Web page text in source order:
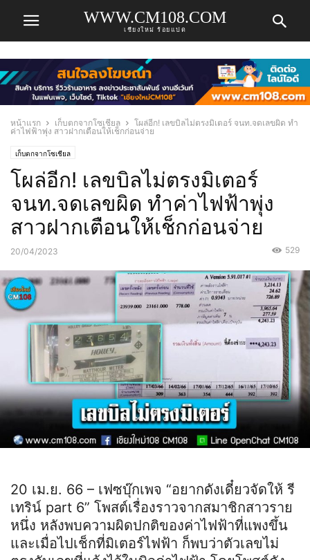
WWW.CM108.COM
เชียงใหม่ ร้อยแปด
หน้าแรก เก็บตกจากโซเชียล
โผล่อีก! เลขบิลไม่ตรงมิเตอร์ จนท.จดเลขผิด ทำ
ค่าไฟฟ้าพุ่ง สาวฝากเตือนให้เช็กก่อนจ่าย
เก็บตกจากโซเชียล
โผล่อีก! เลขบิลไม่ตรงมิเตอร์
จนท.จดเลขผิด ทำค่าไฟฟ้าพุ่ง
สาวฝากเตือนให้เช็กก่อนจ่าย
20/04/2023 529
20 เม.ย. 66 – เฟซบุ๊กเพจ “อยากดังเดี๋ยวจัดให้ รี
เทริน์ part 6” โพสต์เรื่องราวจากสมาชิกสาวราย
หนึ่ง หลังพบความผิดปกติของค่าไฟฟ้าที่แพงขึ้น
และเมื่อไปเช็กที่มิเตอร์ไฟฟ้า ก็พบว่าตัวเลขไม่